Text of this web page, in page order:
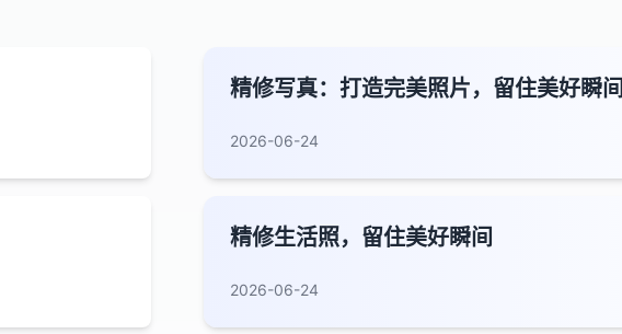
精修写真：打造完美照片，留住美好瞬间
2026-06-24
精修生活照，留住美好瞬间
2026-06-24